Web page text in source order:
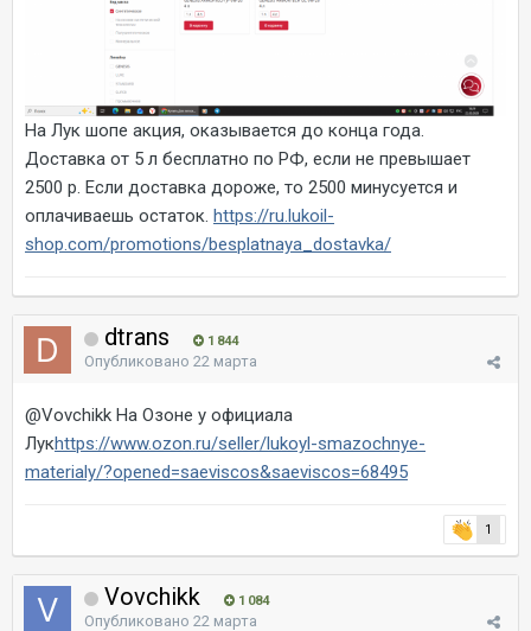
На Лук шопе акция, оказывается до конца года.
Доставка от 5 л бесплатно по РФ, если не превышает
2500 р. Если доставка дороже, то 2500 минусуется и
оплачиваешь остаток. https://ru.lukoil-
shop.com/promotions/besplatnaya_dostavka/
dtrans 1 844
Опубликовано 22 марта
@Vovchikk На Озоне у официала
Лукhttps://www.ozon.ru/seller/lukoyl-smazochnye-
materialy/?opened=saeviscos&saeviscos=68495
1
Vovchikk 1 084
Опубликовано 22 марта